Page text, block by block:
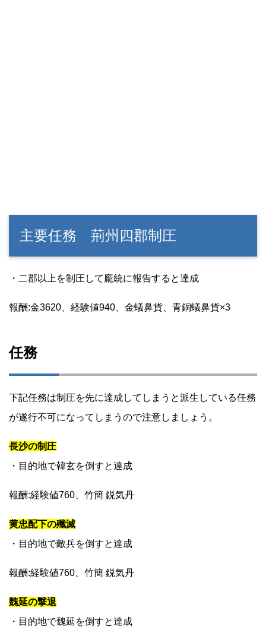
主要任務 荊州四郡制圧
・二郡以上を制圧して龐統に報告すると達成
報酬:金3620、経験値940、金蟻鼻貨、青銅蟻鼻貨×3
任務
下記任務は制圧を先に達成してしまうと派生している任務
が遂行不可になってしまうので注意しましょう。
長沙の制圧
・目的地で韓玄を倒すと達成
報酬:経験値760、竹簡 鋭気丹
黄忠配下の殲滅
・目的地で敵兵を倒すと達成
報酬:経験値760、竹簡 鋭気丹
魏延の撃退
・目的地で魏延を倒すと達成